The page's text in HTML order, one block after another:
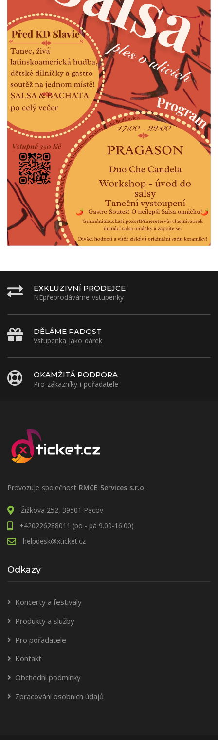
EXKLUZIVNÍ PRODEJCE
NEpřeprodáváme vstupenky
DĚLÁME RADOST
Vstupenka jako dárek
OKAMŽITÁ PODPORA
Pro zákazníky i pořadatele
Provozuje společnost RMCE Services s.r.o.
Žižkova 252, 39501 Pacov
+420226288011 (po - pá 9.00-16.00)
helpdesk@xticket.cz
Odkazy
Koncerty a festivaly
Produkty a služby
Pro pořadatele
Kontakt
Obchodní podmínky
Zpracování osobních údajů